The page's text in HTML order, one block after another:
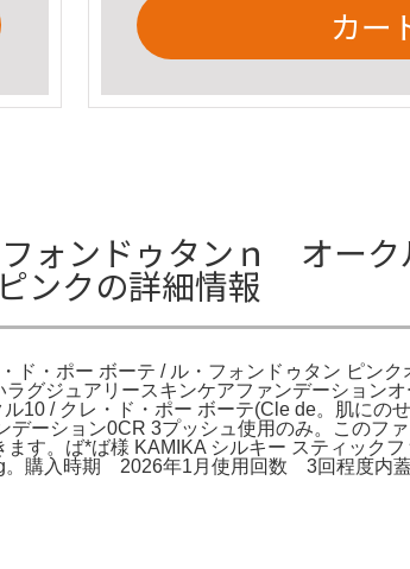
カー
ンドゥタンｎ オーク
ンクの詳細情報
・ポー ボーテ / ル・フォンドゥタン ピン
グジュアリースキンケアファンデーション
10 / クレ・ド・ポー ボーテ(Cle de。肌にの
ーション0CR 3プッシュ使用のみ。このフ
す。ば*ば様 KAMIKA シルキー スティック
購入時期 2026年1月使用回数 3回程度内蓋